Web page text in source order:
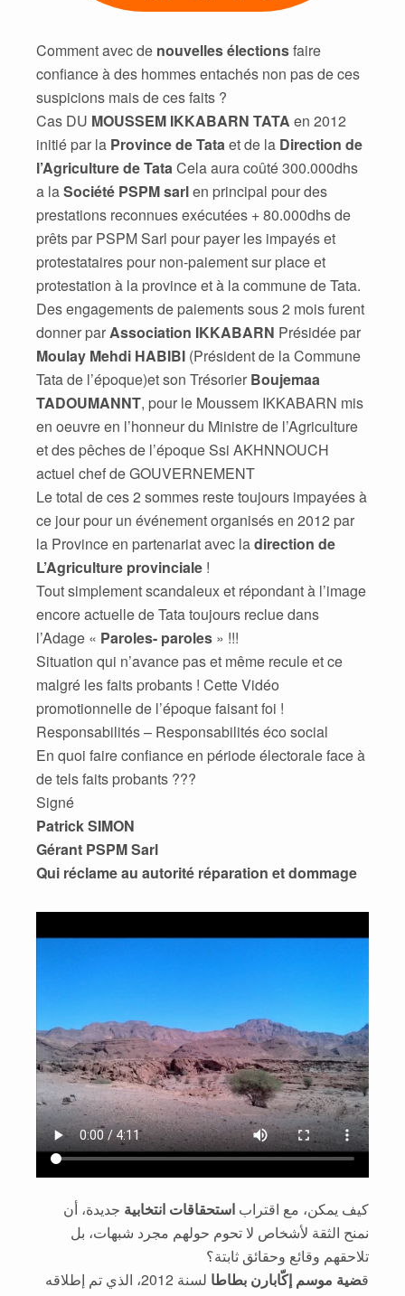
Comment avec de nouvelles électionsfaire
confiance à des hommes entachés non pas de ces
suspicions mais de ces faits ?
Cas DU MOUSSEM IKKABARN TATA en 2012
initié par la Province de Tataet de la Direction de
l’Agriculture de TataCela aura coûté 300.000dhs
a laSociété PSPM sarlen principal pour des
prestations reconnues exécutées + 80.000dhs de
prêts par PSPM Sarl pour payer les impayés et
protestataires pour non-paiement sur place et
protestation à la province et à la commune de Tata.
Des engagements de paiements sous 2 mois furent
donner parAssociation IKKABARN Présidée par
Moulay Mehdi HABIBI (Président de la Commune
Tata de l’époque)et son Trésorier Boujemaa
TADOUMANNT, pour le Moussem IKKABARN mis
en oeuvre en l’honneur du Ministre de l’Agriculture
et des pêches de l’époque Ssi AKHNNOUCH
actuel chef de GOUVERNEMENT
Le total de ces 2 sommes reste toujours impayées à
ce jour pour un événement organisés en 2012 par
la Province en partenariat avec ladirection de
L’Agriculture provinciale !
Tout simplement scandaleux et répondant à l’image
encore actuelle de Tata toujours reclue dans
l’Adage « Paroles- paroles » !!!
Situation qui n’avance pas et même recule et ce
malgré les faits probants ! Cette Vidéo
promotionnelle de l’époque faisant foi !
Responsabilités – Responsabilités éco social
En quoi faire confiance en période électorale face à
de tels faits probants ???
Signé
Patrick SIMON
Gérant PSPM Sarl
Qui réclame au autorité réparation et dommage
كيف يمكن، مع اقتراب استحقاقات انتخابية جديدة، أن
نمنح الثقة لأشخاص لا تحوم حولهم مجرد شبهات، بل
تلاحقهم وقائع وحقائق ثابتة؟
قضية موسم إكّابارن بطاطا
لسنة 2012، الذي تم إطلاقه